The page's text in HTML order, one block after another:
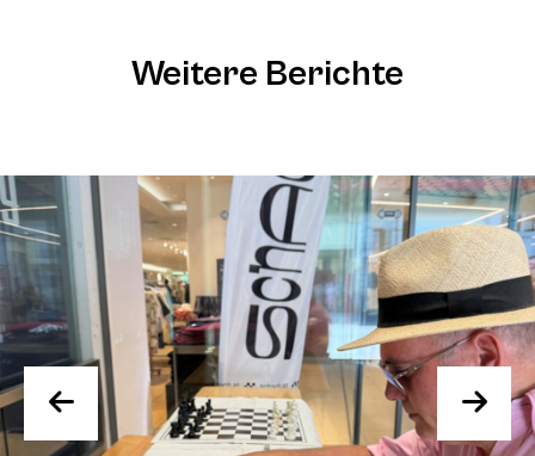
Weitere Berichte